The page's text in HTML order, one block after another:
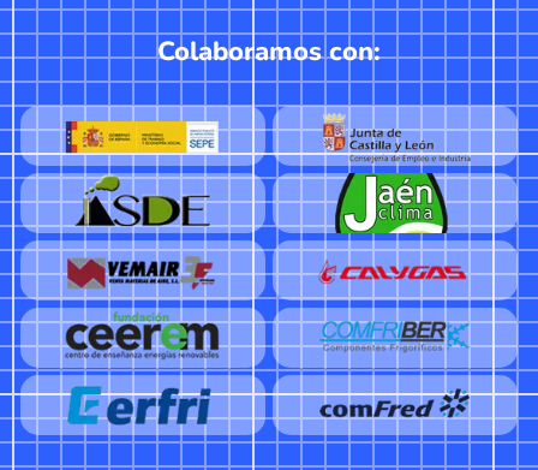
Colaboramos con: